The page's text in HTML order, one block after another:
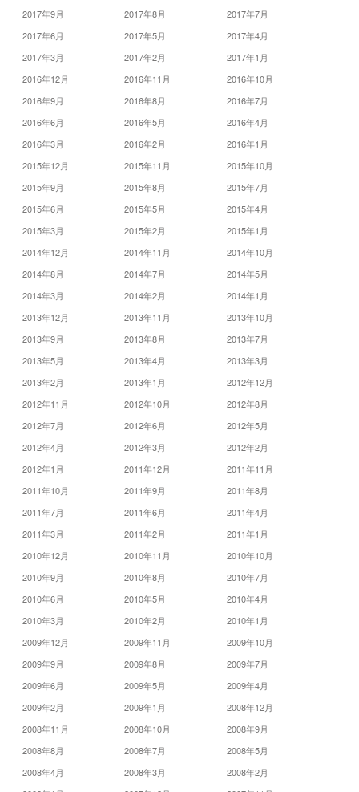
2017年9月
2017年8月
2017年7月
2017年6月
2017年5月
2017年4月
2017年3月
2017年2月
2017年1月
2016年12月
2016年11月
2016年10月
2016年9月
2016年8月
2016年7月
2016年6月
2016年5月
2016年4月
2016年3月
2016年2月
2016年1月
2015年12月
2015年11月
2015年10月
2015年9月
2015年8月
2015年7月
2015年6月
2015年5月
2015年4月
2015年3月
2015年2月
2015年1月
2014年12月
2014年11月
2014年10月
2014年8月
2014年7月
2014年5月
2014年3月
2014年2月
2014年1月
2013年12月
2013年11月
2013年10月
2013年9月
2013年8月
2013年7月
2013年5月
2013年4月
2013年3月
2013年2月
2013年1月
2012年12月
2012年11月
2012年10月
2012年8月
2012年7月
2012年6月
2012年5月
2012年4月
2012年3月
2012年2月
2012年1月
2011年12月
2011年11月
2011年10月
2011年9月
2011年8月
2011年7月
2011年6月
2011年4月
2011年3月
2011年2月
2011年1月
2010年12月
2010年11月
2010年10月
2010年9月
2010年8月
2010年7月
2010年6月
2010年5月
2010年4月
2010年3月
2010年2月
2010年1月
2009年12月
2009年11月
2009年10月
2009年9月
2009年8月
2009年7月
2009年6月
2009年5月
2009年4月
2009年2月
2009年1月
2008年12月
2008年11月
2008年10月
2008年9月
2008年8月
2008年7月
2008年5月
2008年4月
2008年3月
2008年2月